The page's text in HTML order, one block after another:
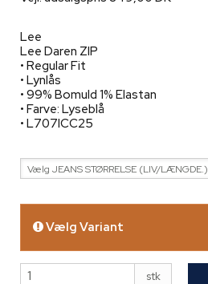
Lee
Lee Daren ZIP
• Regular Fit
• Lynlås
• 99% Bomuld 1% Elastan
• Farve: Lyseblå
• L707ICC25
Vælg JEANS STØRRELSE (LIV/LÆNGDE.)
Vælg Variant
stk